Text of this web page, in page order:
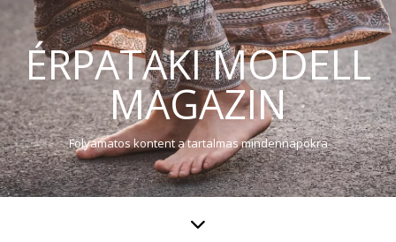
ÉRPATAKI MODELL
MAGAZIN
Folyamatos kontent a tartalmas mindennapokra